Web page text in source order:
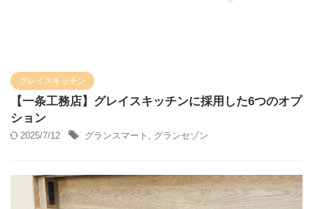
グレイスキッチン
【一条工務店】グレイスキッチンに採用した6つのオプ
ション
2025/7/12 グランスマート グランセゾン